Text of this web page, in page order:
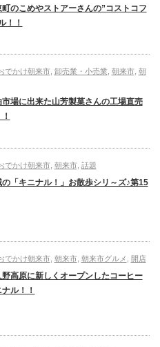
町のこめやストアーさんの”コストコフ
！！
でかけ朝来市, 卸売業・小売業 朝来市, 朝
市場に出来た山芳製菓さんの工場直売
でかけ朝来市, 朝来市, 話題
の「キニナル！」お散歩シリ～ズ♪第15
でかけ朝来市, 朝来市, 朝来市グルメ 開店
野高原に新しくオープンしたコーヒー
ル！！